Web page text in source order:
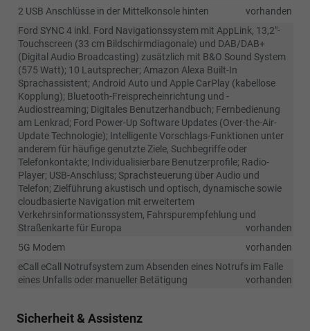
2 USB Anschlüsse in der Mittelkonsole hinten
vorhanden
Ford SYNC 4 inkl. Ford Navigationssystem mit AppLink, 13,2"-
Touchscreen (33 cm Bildschirmdiagonale) und DAB/DAB+
(Digital Audio Broadcasting) zusätzlich mit B&O Sound System
(575 Watt); 10 Lautsprecher; Amazon Alexa Built-In
Sprachassistent; Android Auto und Apple CarPlay (kabellose
Kopplung); Bluetooth-Freisprecheinrichtung und -
Audiostreaming; Digitales Benutzerhandbuch; Fernbedienung
am Lenkrad; Ford Power-Up Software Updates (Over-the-Air-
Update Technologie); Intelligente Vorschlags-Funktionen unter
anderem für häufige genutzte Ziele, Suchbegriffe oder
Telefonkontakte; Individualisierbare Benutzerprofile; Radio-
Player; USB-Anschluss; Sprachsteuerung über Audio und
Telefon; Zielführung akustisch und optisch, dynamische sowie
cloudbasierte Navigation mit erweitertem
Verkehrsinformationssystem, Fahrspurempfehlung und
Straßenkarte für Europa
vorhanden
5G Modem
vorhanden
eCall eCall Notrufsystem zum Absenden eines Notrufs im Falle
eines Unfalls oder manueller Betätigung
vorhanden
Sicherheit & Assistenz